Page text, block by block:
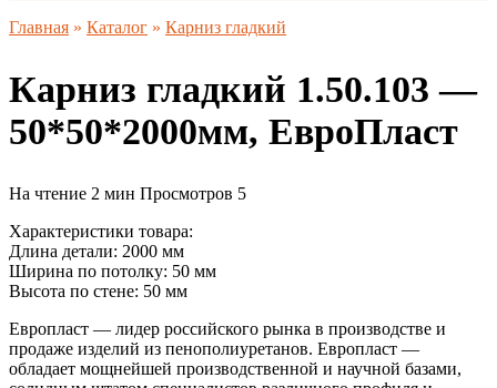
Главная » Каталог » Карниз гладкий
Карниз гладкий 1.50.103 —
50*50*2000мм, ЕвроПласт
На чтение 2 мин Просмотров 5
Характеристики товара:
Длина детали: 2000 мм
Ширина по потолку: 50 мм
Высота по стене: 50 мм
Европласт — лидер российского рынка в производстве и
продаже изделий из пенополиуретанов. Европласт —
обладает мощнейшей производственной и научной базами,